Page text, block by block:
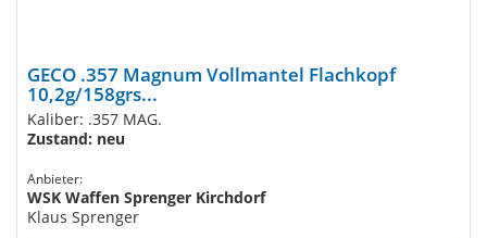
GECO .357 Magnum Vollmantel Flachkopf
10,2g/158grs...
Kaliber: .357 MAG.
Zustand: neu
Anbieter:
WSK Waffen Sprenger Kirchdorf
Klaus Sprenger